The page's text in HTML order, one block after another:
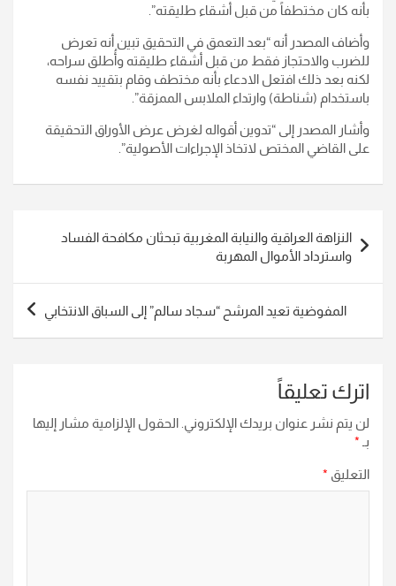
بأنه كان مختطفاً من قبل أشقاء طليقته”.
وأضاف المصدر أنه “بعد التعمق في التحقيق تبين أنه تعرض
للضرب والاحتجاز فقط من قبل أشقاء طليقته وأُطلق سراحه،
لكنه بعد ذلك افتعل الادعاء بأنه مختطف وقام بتقييد نفسه
باستخدام (شناطة) وارتداء الملابس الممزقة”.
وأشار المصدر إلى “تدوين أقواله لغرض عرض الأوراق التحقيقة
على القاضي المختص لاتخاذ الإجراءات الأصولية”.
المقالات
النزاهة العراقية والنيابة المغربية تبحثان مكافحة الفساد
واسترداد الأموال المهربة
المفوضية تعيد المرشح “سجاد سالم” إلى السباق الانتخابي
اترك تعليقاً
لن يتم نشر عنوان بريدك الإلكتروني. الحقول الإلزامية مشار إليها
بـ *
التعليق *